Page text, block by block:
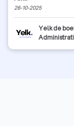
betrouwbare en
26-10-2025
Yelk de